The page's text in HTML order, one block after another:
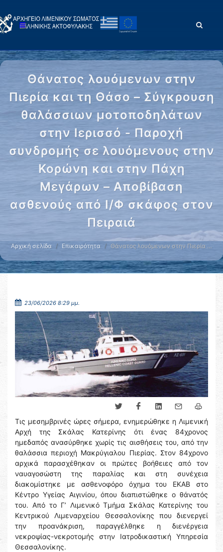
Θάνατος λουόμενων στην
Πιερία και τη Θάσο – Σύγκρουση
θαλάσσιων μοτοποδηλάτων
στην Ιερισσό - Παροχή
συνδρομής σε λουόμενους στην
Κορώνη και στην Πάχη
Μεγάρων – Αποβίβαση
ασθενούς από Ι/Φ σκάφος στον
Πειραιά
Αρχική σελίδα Επικαιρότητα Θάνατος λουόμενων στην Πιερία …
23/06/2026 8:29 μμ.
Τις μεσημβρινές ώρες σήμερα, ενημερώθηκε η Λιμενική
Αρχή της Σκάλας Κατερίνης ότι ένας 84χρονος
ημεδαπός ανασύρθηκε χωρίς τις αισθήσεις του, από την
θαλάσσια περιοχή Μακρύγιαλου Πιερίας. Στον 84χρονο
αρχικά παρασχέθηκαν οι πρώτες βοήθειες από τον
ναυαγοσώστη της παραλίας και στη συνέχεια
διακομίστηκε με ασθενοφόρο όχημα του ΕΚΑΒ στο
Κέντρο Υγείας Αιγινίου, όπου διαπιστώθηκε ο θάνατός
του. Από το Γ’ Λιμενικό Τμήμα Σκάλας Κατερίνης του
Κεντρικού Λιμεναρχείου Θεσσαλονίκης που διενεργεί
την προανάκριση, παραγγέλθηκε η διενέργεια
νεκροψίας-νεκροτομής στην Ιατροδικαστική Υπηρεσία
Θεσσαλονίκης.